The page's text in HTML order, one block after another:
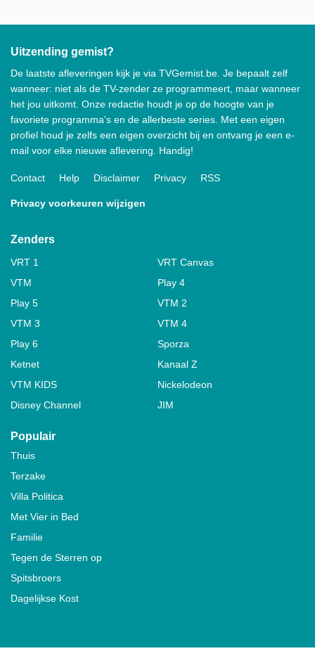
Uitzending gemist?
De laatste afleveringen kijk je via TVGemist.be. Je bepaalt zelf
wanneer: niet als de TV-zender ze programmeert, maar wanneer
het jou uitkomt. Onze redactie houdt je op de hoogte van je
favoriete programma's en de allerbeste series. Met een eigen
profiel houd je zelfs een eigen overzicht bij en ontvang je een e-
mail voor elke nieuwe aflevering. Handig!
Contact Help Disclaimer Privacy RSS
Privacy voorkeuren wijzigen
Zenders
VRT 1
VRT Canvas
VTM
Play 4
Play 5
VTM 2
VTM 3
VTM 4
Play 6
Sporza
Ketnet
Kanaal Z
VTM KIDS
Nickelodeon
Disney Channel
JIM
Populair
Thuis
Terzake
Villa Politica
Met Vier in Bed
Familie
Tegen de Sterren op
Spitsbroers
Dagelijkse Kost